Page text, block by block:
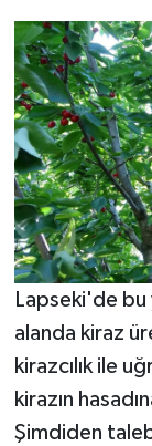
Lapseki'de bu
alanda kiraz
kirazcılık ile
kirazın
Şimdiden